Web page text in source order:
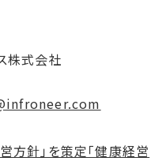
株式会社
方針」を策定「健康経営